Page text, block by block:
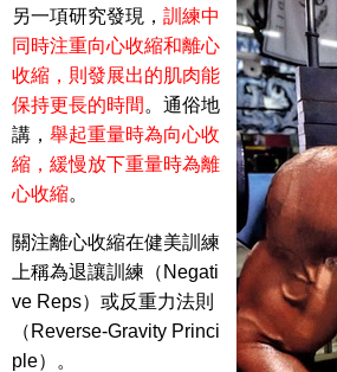
另一項研究發現， 訓練中
同時注重向心收縮和離心
收縮，則發展出的肌肉能
保持更長的時間 。通俗地
講， 舉起重量時為向心收
縮，緩慢放下重量時為離
心收縮。
關注離心收縮在健美訓練
上稱為退讓訓練（Negati
ve Reps）或反重力法則
（Reverse-Gravity Princi
ple）。